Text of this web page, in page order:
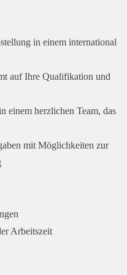
in einem international
auf Ihre Qualifikation und
einem herzlichen Team, das
mit Möglichkeiten zur
Arbeitszeit